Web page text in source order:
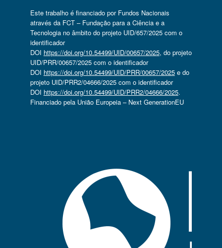
Este trabalho é financiado por Fundos Nacionais
através da FCT – Fundação para a Ciência e a
Tecnologia no âmbito do projeto UID/657/2025 com o
identificador
DOI https://doi.org/10.54499/UID/00657/2025, do projeto
UID/PRR/00657/2025 com o identificador
DOI https://doi.org/10.54499/UID/PRR/00657/2025e do
projeto UID/PRR2/04666/2025 com o identificador
DOI https://doi.org/10.54499/UID/PRR2/04666/2025.
Financiado pela União Europeia – Next GenerationEU